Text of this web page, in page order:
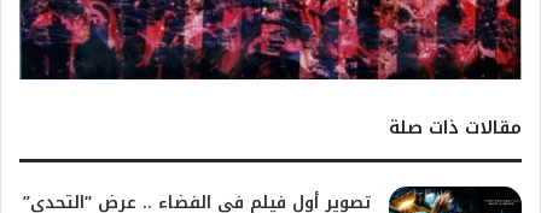
مقالات ذات صلة
تصوير أول فيلم في الفضاء .. عرض “التحدي”